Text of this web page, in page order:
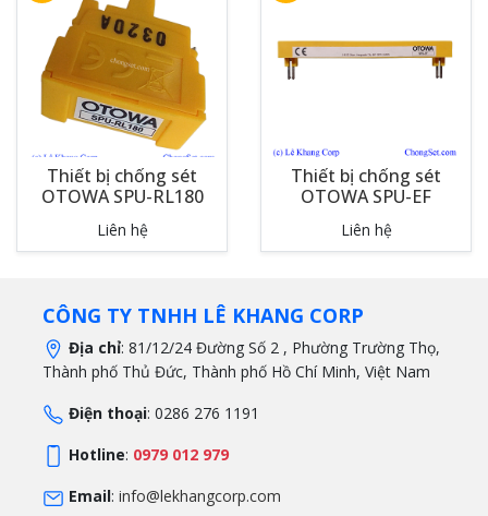
Thiết bị chống sét
OTOWA SPU-RL180
Liên hệ
Thiết bị chống sét
OTOWA SPU-EF
Liên hệ
CÔNG TY TNHH LÊ KHANG CORP
Địa chỉ: 81/12/24 Đường Số 2 , Phường Trường Thọ,
Thành phố Thủ Đức, Thành phố Hồ Chí Minh, Việt Nam
Điện thoại: 0286 276 1191
Hotline: 0979 012 979
Email: info@lekhangcorp.com